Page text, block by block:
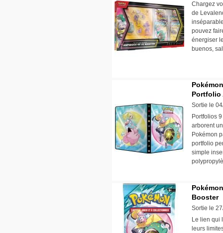
Chargez
de
pouvez
énergiser
buenos,
Portfolio
Sortie le
Portfolios
arborent
Pokémon
portfolio
simple
Booster
Sortie le
Le lien qui
leurs